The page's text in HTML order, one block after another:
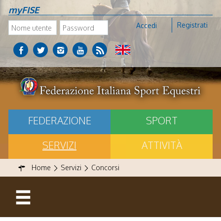
myFISE
Accedi Registrati
FEDERAZIONE
SPORT
SERVIZI
ATTIVITÀ
Home Servizi Concorsi